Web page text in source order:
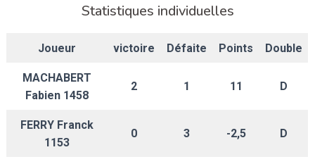
Statistiques individuelles
Joueur victoire Défaite Points Double
MACHABERT
Fabien 1458
2 1 11 D
FERRY Franck
1153
0 3 -2,5 D